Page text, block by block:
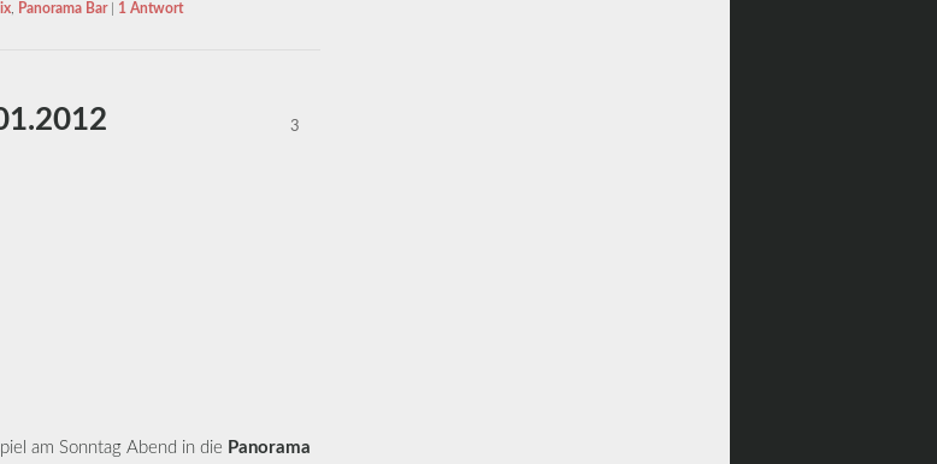
, Panorama Bar 1 Antwort
3
am Sonntag Abend in die Panorama